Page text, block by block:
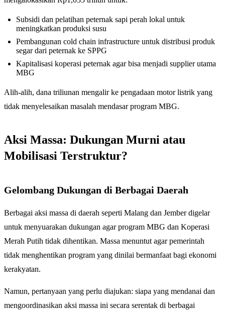
Subsidi dan pelatihan peternak sapi perah lokal untuk
meningkatkan produksi susu
Pembangunan cold chain infrastructure untuk distribusi produk
segar dari peternak ke SPPG
Kapitalisasi koperasi peternak agar bisa menjadi supplier utama
MBG
Alih-alih, dana triliunan mengalir ke pengadaan motor listrik yang
tidak menyelesaikan masalah mendasar program MBG.
Aksi Massa: Dukungan Murni atau
Mobilisasi Terstruktur?
Gelombang Dukungan di Berbagai Daerah
Berbagai aksi massa di daerah seperti Malang dan Jember digelar
untuk menyuarakan dukungan agar program MBG dan Koperasi
Merah Putih tidak dihentikan. Massa menuntut agar pemerintah
tidak menghentikan program yang dinilai bermanfaat bagi ekonomi
kerakyatan.
Namun, pertanyaan yang perlu diajukan: siapa yang mendanai dan
mengoordinasikan aksi massa ini secara serentak di berbagai